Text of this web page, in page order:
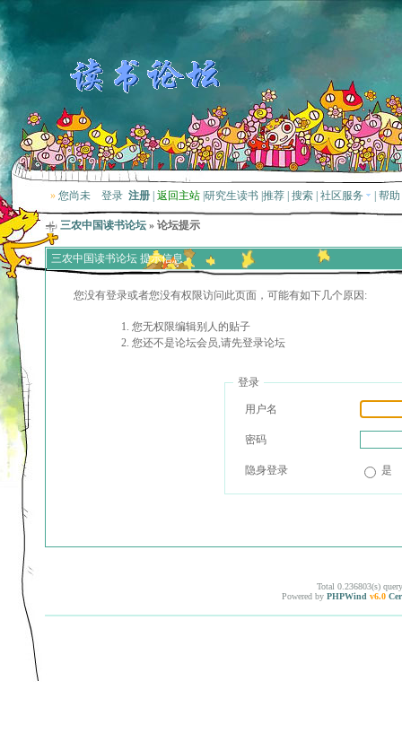
» 您尚未 登录 注册 返回主站 研究生读书 推荐 搜索 社区服务 帮助
三农中国读书论坛 » 论坛提示
三农中国读书论坛 提示信息
您没有登录或者您没有权限访问此页面，可能有如下几个原因:
您无权限编辑别人的贴子
您还不是论坛会员,请先登录论坛
登录
用户名
密码
隐身登录 是
Total 0.236803(s)
Powered by PHPWind v6.0